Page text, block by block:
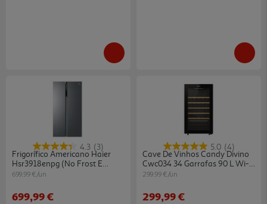
4.3 (3)
Frigorífico Americano Haier
Hsr3918enpg (no Frost E
177.5cm 521l Inox)
699.99 €/un
699,99 €
5.0 (4)
Cave De Vinhos Candy Divino
Cwc034 34 Garrafas 90 L Wi-
Fi Preta
299.99 €/un
299,99 €